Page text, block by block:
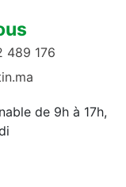
489 176
de 9h à 17h,